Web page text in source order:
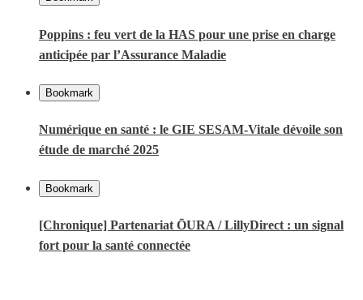
Poppins : feu vert de la HAS pour une prise en charge
anticipée par l’Assurance Maladie
Bookmark
Numérique en santé : le GIE SESAM-Vitale dévoile son
étude de marché 2025
Bookmark
[Chronique] Partenariat ŌURA / LillyDirect : un signal
fort pour la santé connectée